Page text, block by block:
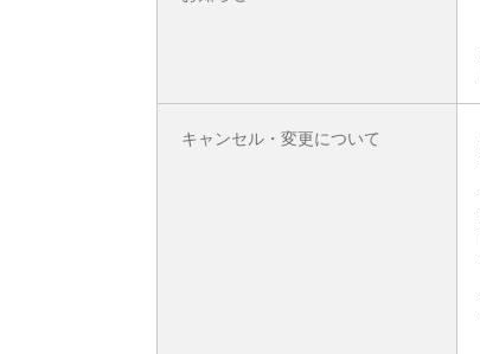
キャンセル・変更について